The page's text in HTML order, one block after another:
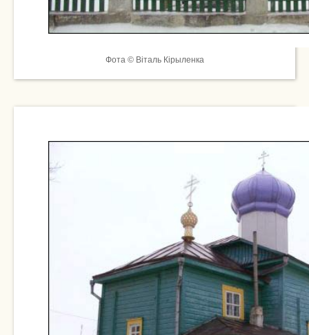
Фота © Віталь Кірыленка